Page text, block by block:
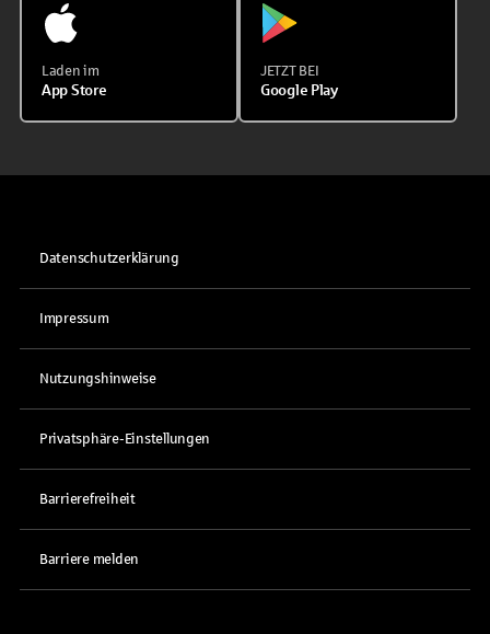
Laden im
App Store
JETZT BEI
Google Play
Datenschutzerklärung
Impressum
Nutzungshinweise
Privatsphäre-Einstellungen
Barrierefreiheit
Barriere melden